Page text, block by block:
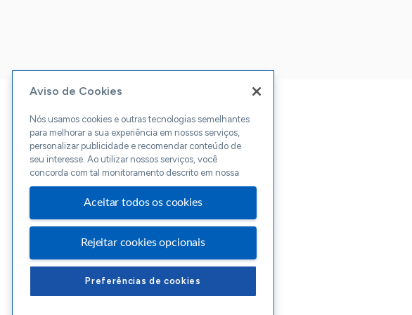
Aviso de Cookies
Nós usamos cookies e outras tecnologias semelhantes
para melhorar a sua experiência em nossos serviços,
personalizar publicidade e recomendar conteúdo de
seu interesse. Ao utilizar nossos serviços, você
concorda com tal monitoramento descrito em nossa
Aceitar todos os cookies
Rejeitar cookies opcionais
Preferências de cookies